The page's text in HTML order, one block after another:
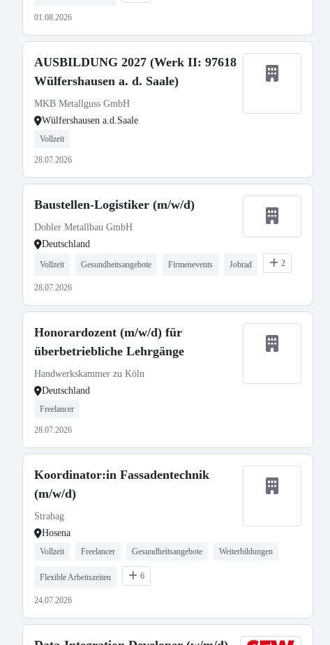
01.08.2026
AUSBILDUNG 2027 (Werk II: 97618
Wülfershausen a. d. Saale)
MKB Metallguss GmbH
Wülfershausen a.d.Saale
Vollzeit
28.07.2026
Baustellen-Logistiker (m/w/d)
Dobler Metallbau GmbH
Deutschland
Vollzeit Gesundheitsangebote Firmenevents Jobrad 2
28.07.2026
Honorardozent (m/w/d) für
überbetriebliche Lehrgänge
Handwerkskammer zu Köln
Deutschland
Freelancer
28.07.2026
Koordinator:in Fassadentechnik
(m/w/d)
Strabag
Hosena
Vollzeit Freelancer Gesundheitsangebote Weiterbildungen
Flexible Arbeitszeiten 6
24.07.2026